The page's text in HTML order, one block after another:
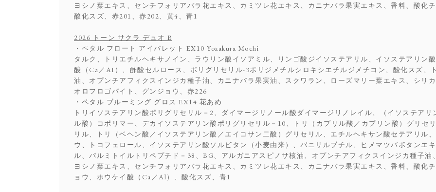
ヨシノ葉エキス、センチフォリアバラ花エキス、カミツレ花エキス、カニナバラ果実エキス、香料、酸化
酸化スズ、赤201、赤202、黄4、青1
2026 トーン サクラ デュオ B
・ペタル フロート アイパレット EX10 Yozakura Mochi
タルク、トリエチルヘキサノイン、ラウリン酸イソアミル、リンゴ酸ジイソステアリル、イソステアリン
酸（Ca／AI）、酢酸セルロース、ポリグリセリル-3ポリジメチルシロキシエチルジメチコン、酸化スズ、
油、オプンチアフィクスインジカ種子油、カニナバラ果実油、スクワラン、ローズマリー葉エキス、シリ
オロフロゴパイト、グンジョウ、赤226
・ペタル ブルーミング グロス EX14 花あめ
トリイソステアリン酸ポリグリセリル－2、ダイマージリノール酸ダイマージリノレイル、（イソステア
ル酸）コポリマー、デカイソステアリン酸ポリグリセリル－10、トリ（カプリル酸／カプリン酸）グリセ
リル、トリ（ベヘン酸／イソステアリン酸／エイコサン二酸）グリセリル、エチルヘキサン酸セテアリル
ウ、トコフェロール、イソステアリン酸ソルビタン（小麦由来）、バニリルブチル、ヒメマツバボタンエ
ル、パルミトイルトリペプチド－38、BG、アルガニアスピノサ核油、オプンチアフィクスインジカ種子
ヨシノ葉エキス、センチフォリアバラ花エキス、カミツレ花エキス、カニナバラ果実エキス、香料、酸化
ョウ、ホウケイ酸（Ca／Al）、酸化スズ、青1